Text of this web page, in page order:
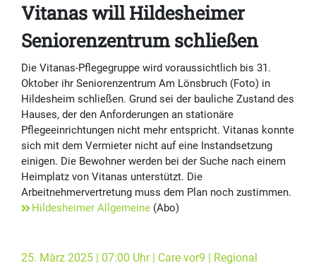
Vitanas will Hildesheimer
Seniorenzentrum schließen
Die Vitanas-Pflegegruppe wird voraussichtlich bis 31.
Oktober ihr Seniorenzentrum Am Lönsbruch (Foto) in
Hildesheim schließen. Grund sei der bauliche Zustand des
Hauses, der den Anforderungen an stationäre
Pflegeeinrichtungen nicht mehr entspricht. Vitanas konnte
sich mit dem Vermieter nicht auf eine Instandsetzung
einigen. Die Bewohner werden bei der Suche nach einem
Heimplatz von Vitanas unterstützt. Die
Arbeitnehmervertretung muss dem Plan noch zustimmen.
Hildesheimer Allgemeine (Abo)
25. März 2025 | 07:00 Uhr | Care vor9 | Regional